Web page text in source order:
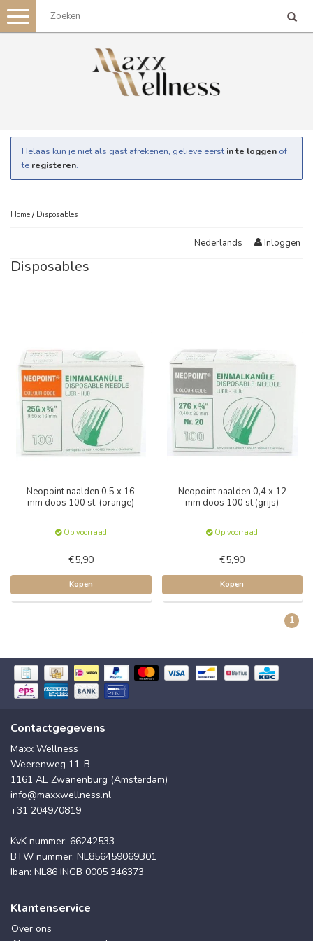
Toggle
navigation
Helaas kun je niet als gast afrekenen, gelieve eerst in te loggen of
te registeren.
Home / Disposables
Nederlands Inloggen
Disposables
Neopoint naalden 0,5 x 16
mm doos 100 st. (orange)
Op voorraad
€5,90
Kopen
Neopoint naalden 0,4 x 12
mm doos 100 st.(grijs)
Op voorraad
€5,90
Kopen
1
Contactgegevens
Maxx Wellness
Weerenweg 11-B
1161 AE Zwanenburg (Amsterdam)
info@maxxwellness.nl
+31 204970819
KvK nummer: 66242533
BTW nummer: NL856459069B01
Iban: NL86 INGB 0005 346373
Klantenservice
Over ons